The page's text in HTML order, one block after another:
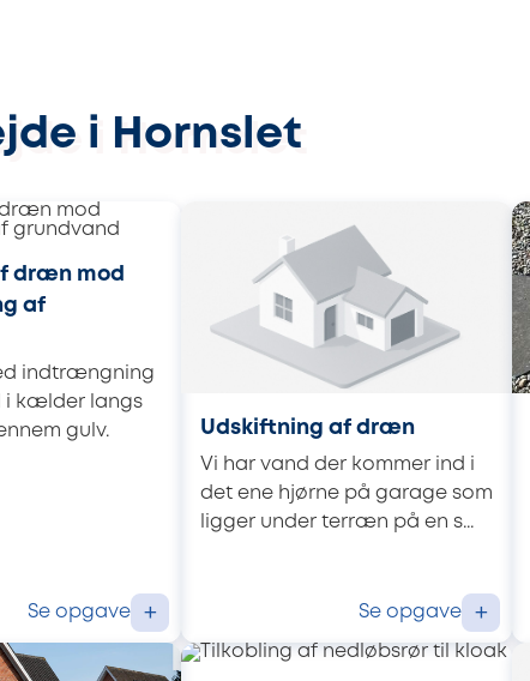
i Hornslet
dræn mod
af
indtrængning
i kælder langs
gulv.
Se opgave +
Udskiftning af dræn
Vi har vand der kommer ind i
det ene hjørne på garage som
ligger under terræn på en s...
Se opgave +